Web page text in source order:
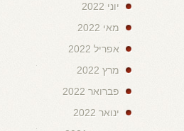
יוני 2022
מאי 2022
אפריל 2022
מרץ 2022
פברואר 2022
ינואר 2022